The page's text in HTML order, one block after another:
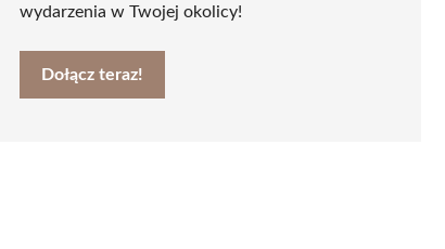
wydarzenia w Twojej okolicy!
Dołącz teraz!